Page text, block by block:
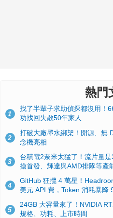
熱門
1
找了半輩子求助偵探都沒用！
功找回失散50年家人
2
打破大廠墨水綁架！開源、無
念機亮相
3
台積電2奈米太猛了！流片量
搶首發、輝達與AMD排隊等產
4
GitHub 狂攬 4 萬星！
美元 API 費，Token 消耗暴降
5
24GB 大容量來了！NVIDIA
規格、功耗、上市時間